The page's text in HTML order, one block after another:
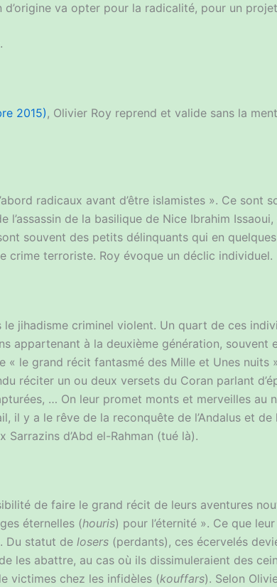
d’origine va opter pour la radicalité, pour un
2015) , Olivier Roy reprend et valide sans la
radicaux avant d’être islamistes ». Ce sont
de la basilique de Nice Ibrahim Issaoui,
souvent des petits délinquants qui en
crime terroriste. Roy évoque un déclic individuel.
jihadisme criminel violent. Un quart de ces
appartenant à la deuxième génération, souvent
« le grand récit fantasmé des Mille et Unes nuits
réciter un ou deux versets du Coran parlant
… On leur promet monts et merveilles au
il y a le rêve de la reconquête de l’Andalus et
d’Abd el-Rahman (tué là).
de faire le grand récit de leurs aventures
éternelles (houris) pour l’éternité ». Ce que
Du statut de losers (perdants), ces écervelés
les abattre, au cas où ils dissimuleraient des
victimes chez les infidèles (kouffars). Selon